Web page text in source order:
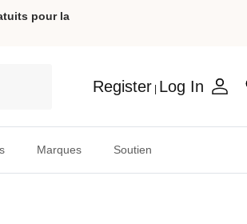
pour la
Register Log In
Marques Soutien